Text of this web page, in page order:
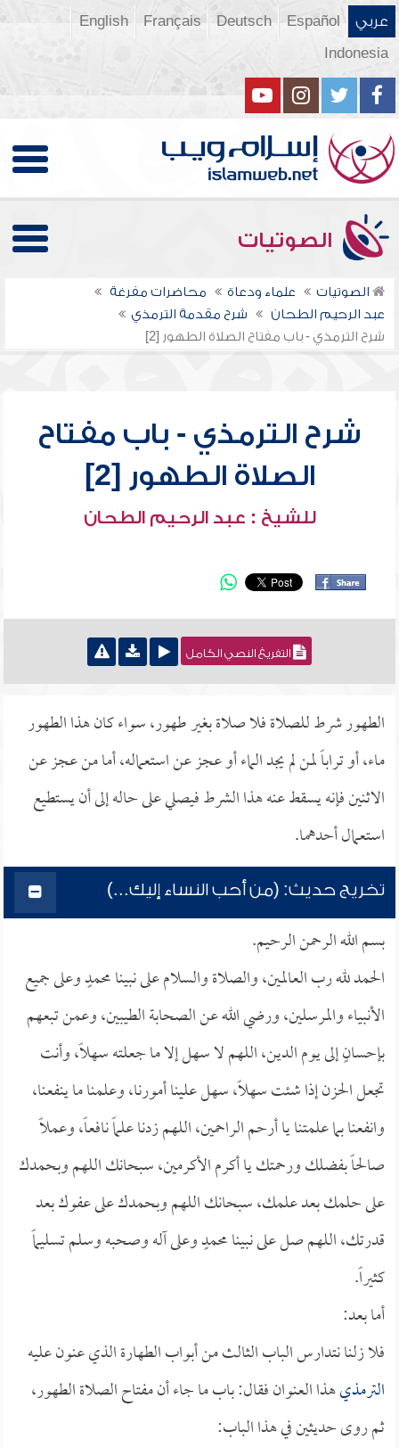
عربي Español
Deutsch
Français
English
Indonesia
الصوتيات
الصوتيات علماء ودعاة
محاضرات مفرغة
عبد الرحيم الطحان
شرح مقدمة الترمذي
شرح الترمذي - باب مفتاح الصلاة الطهور [2]
شرح الترمذي - باب مفتاح
الصلاة الطهور [2]
للشيخ : عبد الرحيم الطحان
التفريغ النصي الكامل
الطهور شرط للصلاة فلا صلاة بغير طهور، سواء كان هذا الطهور
ماء، أو تراباً لمن لم يجد الماء أو عجز عن استعماله، أما من عجز عن
الاثنين فإنه يسقط عنه هذا الشرط فيصلي على حاله إلى أن يستطيع
استعمال أحدهما.
تخريج حديث: (من أحب النساء إليك...)
بسم الله الرحمن الرحيم.
الحمد لله رب العالمين، والصلاة والسلام على نبينا محمدٍ وعلى جميع
الأنبياء والمرسلين، ورضي الله عن الصحابة الطيبين، وعمن تبعهم
بإحسانٍ إلى يوم الدين، اللهم لا سهل إلا ما جعلته سهلاً، وأنت
تجعل الحزن إذا شئت سهلاً، سهل علينا أمورنا، وعلمنا ما ينفعنا،
وانفعنا بما علمتنا يا أرحم الراحمين، اللهم زدنا علماً نافعاً، وعملاً
صالحاً بفضلك ورحمتك يا أكرم الأكرمين، سبحانك اللهم وبحمدك
على حلمك بعد علمك، سبحانك اللهم وبحمدك على عفوك بعد
قدرتك، اللهم صل على نبينا محمدٍ وعلى آله وصحبه وسلم تسليماً
كثيراً.
أما بعد:
فلا زلنا نتدارس الباب الثالث من أبواب الطهارة الذي عنون عليه
الترمذيهذا العنوان فقال: باب ما جاء أن مفتاح الصلاة الطهور،
ثم روى حديثين في هذا الباب: